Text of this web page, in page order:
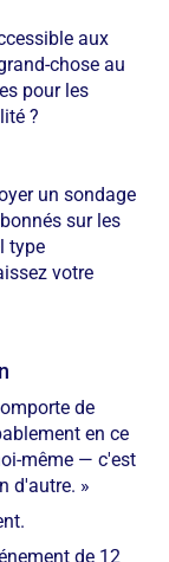
aux
chose au
pour les
?
un sondage
sur les
type
votre
de
en ce
même — c'est
d'autre. »
de 12